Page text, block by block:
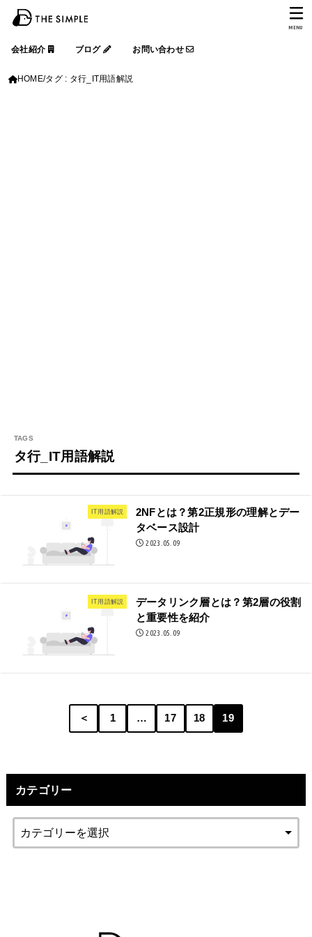
会社紹介 ブログ お問い合わせ
MENU
HOME タグ : タ行_IT用語解説
タ行_IT用語解説
IT用語解説
2NFとは？第2正規形の理解とデー
タベース設計
2023.05.09
IT用語解説
データリンク層とは？第2層の役割
と重要性を紹介
2023.05.09
＜ 1 … 17 18 19
カテゴリー